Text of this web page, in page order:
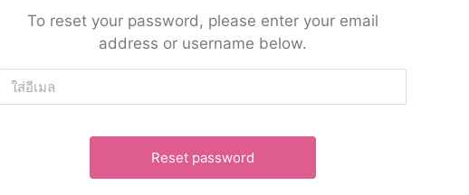
To reset your password, please enter your email
address or username below.